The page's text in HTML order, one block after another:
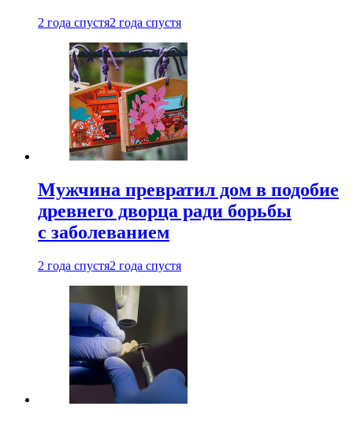
2 года спустя2 года спустя
Мужчина превратил дом в подобие
древнего дворца ради борьбы
с заболеванием
2 года спустя2 года спустя